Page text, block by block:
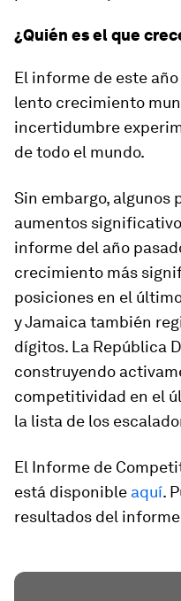
¿Quién es el que
El informe de este
lento crecimiento
incertidumbre
de todo el mundo.
Sin embargo, algunos
aumentos
informe del año
crecimiento más
posiciones en el
y Jamaica también
dígitos. La República
construyendo
competitividad en el
la lista de los
El Informe de
está disponible aquí.
resultados del